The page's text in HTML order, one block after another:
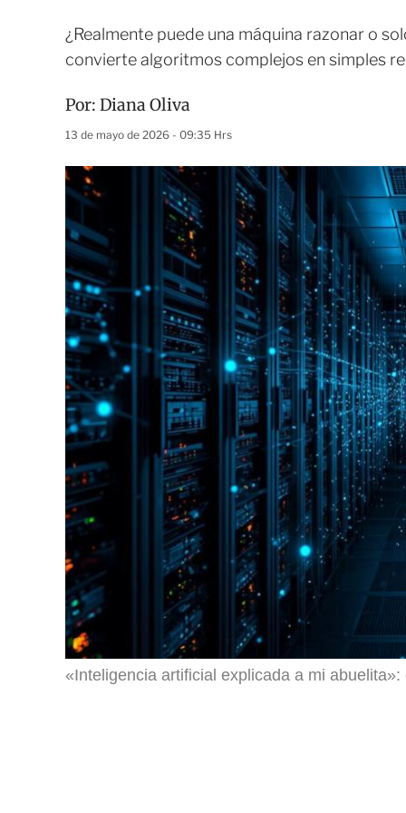
¿Realmente puede una máquina razonar o
convierte algoritmos complejos en simples
Por: Diana Oliva
13 de mayo de 2026 - 09:35 Hrs
«Inteligencia artificial explicada a mi